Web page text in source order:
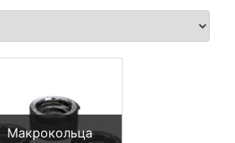
Макрокольца